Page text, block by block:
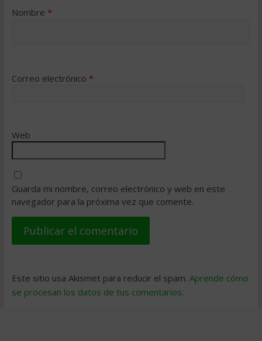
Nombre *
Correo electrónico *
Web
Guarda mi nombre, correo electrónico y web en este
navegador para la próxima vez que comente.
Este sitio usa Akismet para reducir el spam. Aprende cómo
se procesan los datos de tus comentarios.